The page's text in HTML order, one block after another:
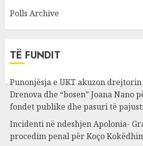
Polls Archive
TË FUNDIT
Punonjësja e UKT akuzon
Drenova dhe “bosen” Joana Nano
fondet publike dhe pasuri të
Incidenti në ndeshjen Apolonia-
procedim penal për Koço